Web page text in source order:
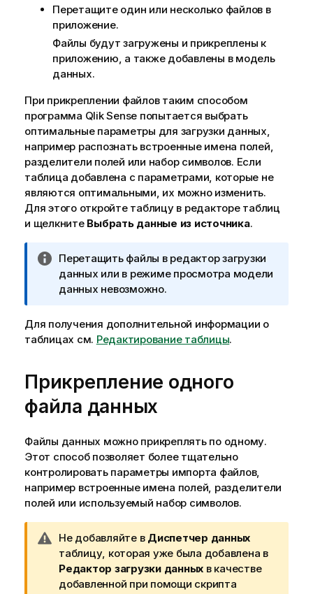
Перетащите один или несколько файлов в
приложение.
Файлы будут загружены и прикреплены к
приложению, а также добавлены в модель
данных.
При прикреплении файлов таким способом
программа Qlik Sense попытается выбрать
оптимальные параметры для загрузки данных,
например распознать встроенные имена полей,
разделители полей или набор символов. Если
таблица добавлена с параметрами, которые не
являются оптимальными, их можно изменить.
Для этого откройте таблицу в редакторе таблиц
и щелкните Выбрать данные из источника.
П
р
и
е
ч
и
к
н
ф
о
р
м
а
ц
и
и
Перетащить файлы в редактор загрузки
данных или в режиме просмотра модели
данных невозможно.
Для получения дополнительной информации о
таблицах см. Редактирование таблицы.
Прикрепление одного
файла данных
Файлы данных можно прикреплять по одному.
Этот способ позволяет более тщательно
контролировать параметры импорта файлов,
например встроенные имена полей, разделители
полей или используемый набор символов.
П
р
и
м
Не добавляйте в Диспетчер данных
таблицу, которая уже была добавлена в
Редактор загрузки данных в качестве
добавленной при помощи скрипта